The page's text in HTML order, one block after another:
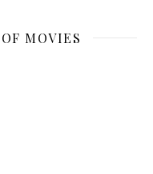
MOVIES